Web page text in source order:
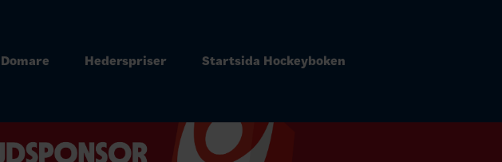
Domare Hederspriser Startsida Hockeyboken